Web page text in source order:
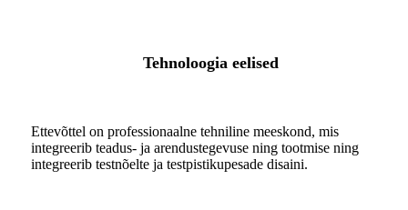
Tehnoloogia eelised
Ettevõttel on professionaalne tehniline meeskond, mis
integreerib teadus- ja arendustegevuse ning tootmise ning
integreerib testnõelte ja testpistikupesade disaini.